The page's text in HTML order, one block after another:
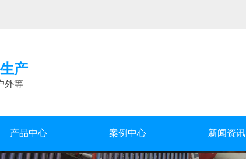
产
外等
产品中心 案例中心 新闻资讯